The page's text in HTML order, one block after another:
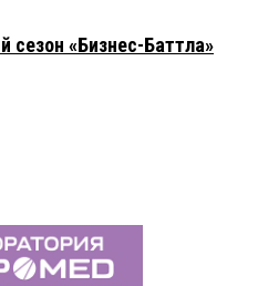
сезон «Бизнес-Баттла»